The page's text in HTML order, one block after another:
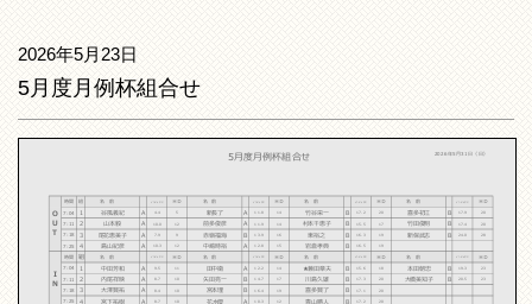
2026年5月23日
5月度月例杯組合せ